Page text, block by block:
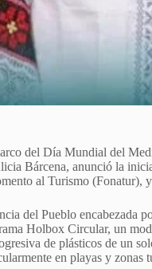
del Día Mundial del
Bárcena, anunció la
al Turismo (Fonatur),
del Pueblo encabezada
Holbox Circular, un
de plásticos de un
en playas y zonas